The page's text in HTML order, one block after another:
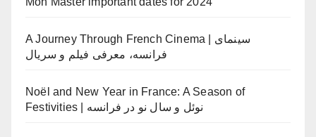
A Journey Through French Cinema | سینمای
فرانسه، معرفی فیلم و سریال
Noël and New Year in France: A Season of
Festivities | نوئل و سال نو در فرانسه